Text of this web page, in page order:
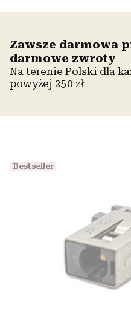
Zawsze darmowa
darmowe zwroty
Na terenie Polski dla
powyżej 250 zł
Bestseller